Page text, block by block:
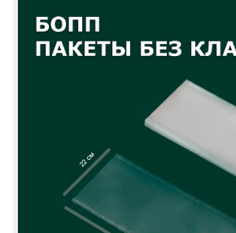
22 см